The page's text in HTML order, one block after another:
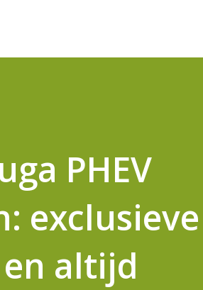
PHEV
exclusieve
altijd